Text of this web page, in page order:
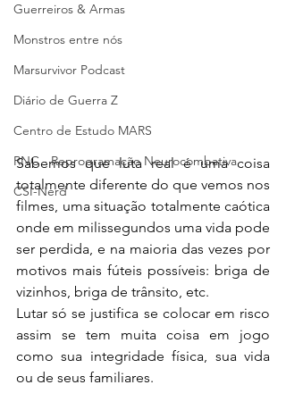
Guerreiros & Armas
Monstros entre nós
Marsurvivor Podcast
Diário de Guerra Z
Centro de Estudo MARS
RNC - Reprogramação Neurocombativa
CSI-Nerd
Sabemos que luta real é uma coisa
totalmente diferente do que vemos nos
filmes, uma situação totalmente caótica
onde em milissegundos uma vida pode
ser perdida, e na maioria das vezes por
motivos mais fúteis possíveis: briga de
vizinhos, briga de trânsito, etc.
Lutar só se justifica se colocar em risco
assim se tem muita coisa em jogo
como sua integridade física, sua vida
ou de seus familiares.